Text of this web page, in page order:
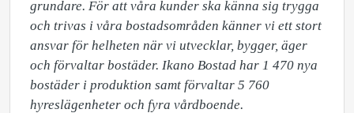
grundare. För att våra kunder ska känna sig trygga
och trivas i våra bostadsområden känner vi ett stort
ansvar för helheten när vi utvecklar, bygger, äger
och förvaltar bostäder. Ikano Bostad har 1 470 nya
bostäder i produktion samt förvaltar 5 760
hyreslägenheter och fyra vårdboende.